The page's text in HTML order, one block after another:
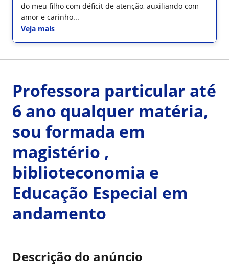
do meu filho com déficit de atenção, auxiliando com
amor e carinho...
Veja mais
Professora particular até
6 ano qualquer matéria,
sou formada em
magistério ,
biblioteconomia e
Educação Especial em
andamento
Descrição do anúncio